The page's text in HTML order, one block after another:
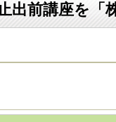
出前講座を「